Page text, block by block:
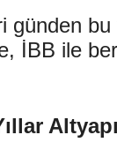
günden
İBB ile